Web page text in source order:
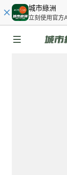
城市綠洲
立刻使用官方